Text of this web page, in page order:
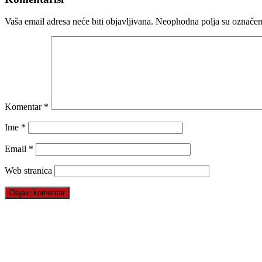
Vaša email adresa neće biti objavljivana. Neophodna polja su
Komentar *
Ime *
Email *
Web stranica